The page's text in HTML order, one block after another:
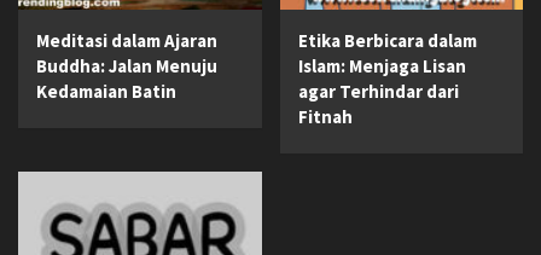
Meditasi dalam Ajaran
Buddha: Jalan Menuju
Kedamaian Batin
Etika Berbicara dalam
Islam: Menjaga Lisan
agar Terhindar dari
Fitnah